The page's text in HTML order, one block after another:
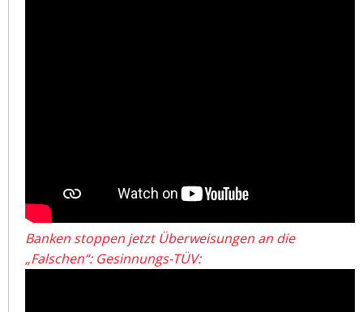
Banken stoppen jetzt Überweisungen an die
„Falschen“: Gesinnungs-TÜV: